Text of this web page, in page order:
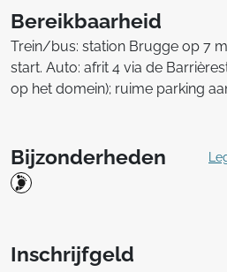
Bereikbaarheid
Trein/bus: station Brugge op 7
start. Auto: afrit 4 via de
op het domein); ruime parking
Bijzonderheden
Inschrijfgeld